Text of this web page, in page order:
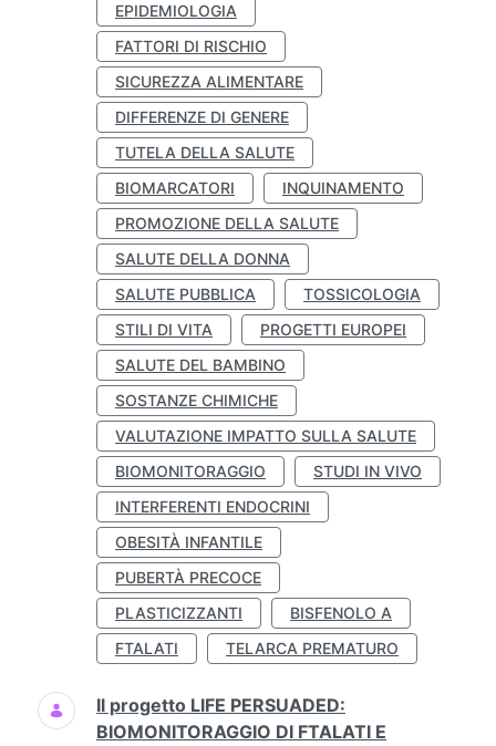
EPIDEMIOLOGIA
FATTORI DI RISCHIO
SICUREZZA ALIMENTARE
DIFFERENZE DI GENERE
TUTELA DELLA SALUTE
BIOMARCATORI
INQUINAMENTO
PROMOZIONE DELLA SALUTE
SALUTE DELLA DONNA
SALUTE PUBBLICA
TOSSICOLOGIA
STILI DI VITA
PROGETTI EUROPEI
SALUTE DEL BAMBINO
SOSTANZE CHIMICHE
VALUTAZIONE IMPATTO SULLA SALUTE
BIOMONITORAGGIO
STUDI IN VIVO
INTERFERENTI ENDOCRINI
OBESITÀ INFANTILE
PUBERTÀ PRECOCE
PLASTICIZZANTI
BISFENOLO A
FTALATI
TELARCA PREMATURO
Il progetto LIFE PERSUADED:
BIOMONITORAGGIO DI FTALATI E